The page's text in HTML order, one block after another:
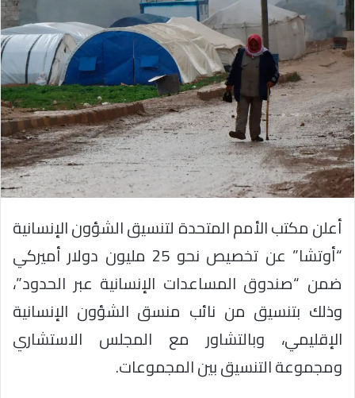
أعلن مكتب الأمم المتحدة لتنسيق الشؤون الإنسانية
“أوتشا” عن تخصيص نحو 25 مليون دولار أميركي
ضمن “صندوق المساعدات الإنسانية عبر الحدود”،
وذلك بتنسيق من نائب منسق الشؤون الإنسانية
الإقليمي، وبالتشاور مع المجلس الاستشاري
ومجموعة التنسيق بين المجموعات.